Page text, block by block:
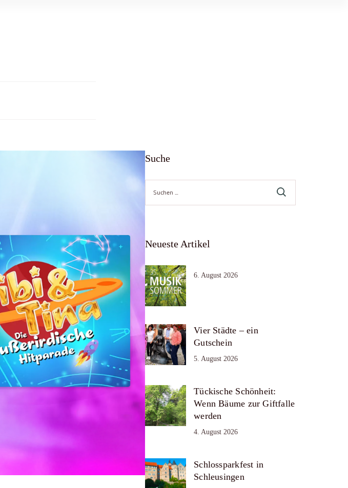
Suche
Suche
nach:
Neueste Artikel
6. August 2026
Vier Städte – ein
Gutschein
5. August 2026
Tückische Schönheit:
Wenn Bäume zur Giftfalle
werden
4. August 2026
Schlossparkfest in
Schleusingen